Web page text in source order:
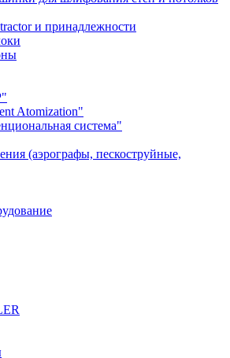
и принадлежности
Atomization"
система"
(аэрографы, пескоструйные,